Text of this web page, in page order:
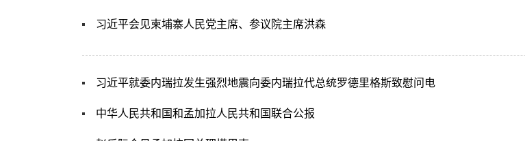
习近平会见柬埔寨人民党主席、参议院主席洪森
习近平就委内瑞拉发生强烈地震向委内瑞拉代总统罗德里格斯致慰问电
中华人民共和国和孟加拉人民共和国联合公报